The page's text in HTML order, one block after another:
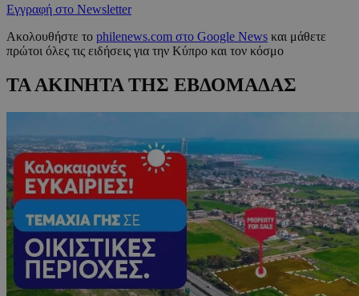
Εγγραφή στο Newsletter
Ακολουθήστε το philenews.com στο Google News και μάθετε
πρώτοι όλες τις ειδήσεις για την Κύπρο και τον κόσμο
ΤΑ ΑΚΙΝΗΤΑ ΤΗΣ ΕΒΔΟΜΑΔΑΣ